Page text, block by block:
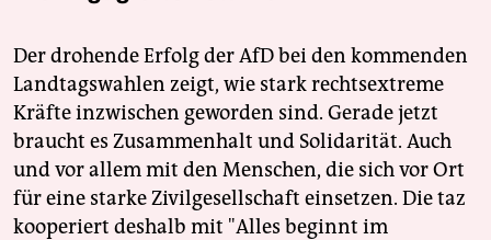
genossenschaft
epaper login
Der drohende Erfolg der AfD bei den kommenden
Landtagswahlen zeigt, wie stark rechtsextreme
Kräfte inzwischen geworden sind. Gerade jetzt
braucht es Zusammenhalt und Solidarität. Auch
und vor allem mit den Menschen, die sich vor Ort
für eine starke Zivilgesellschaft einsetzen. Die taz
kooperiert deshalb mit "Alles beginnt im